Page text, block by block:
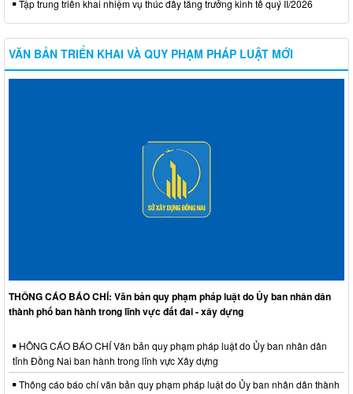
Tập trung triển khai nhiệm vụ thúc đẩy tăng trưởng kinh tế quý II/2026
VĂN BẢN TRIỂN KHAI VÀ QUY PHẠM PHÁP LUẬT MỚI
THÔNG CÁO BÁO CHÍ: Văn bản quy phạm pháp luật do Ủy ban nhân dân
thành phố ban hành trong lĩnh vực đất đai - xây dựng
HÔNG CÁO BÁO CHÍ Văn bản quy phạm pháp luật do Ủy ban nhân dân
tỉnh Đồng Nai ban hành trong lĩnh vực Xây dựng
Thông cáo báo chí văn bản quy phạm pháp luật do Ủy ban nhân dân thành